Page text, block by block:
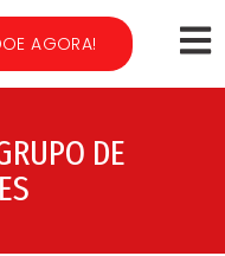
AGORA!
DE